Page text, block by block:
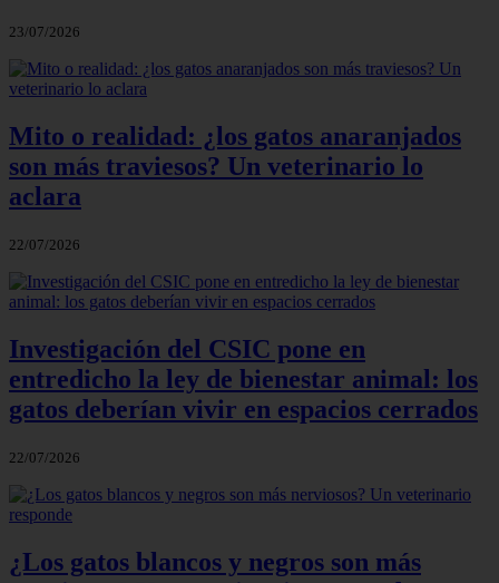
23/07/2026
Mito o realidad: ¿los gatos anaranjados
son más traviesos? Un veterinario lo
aclara
22/07/2026
Investigación del CSIC pone en
entredicho la ley de bienestar animal: los
gatos deberían vivir en espacios cerrados
22/07/2026
¿Los gatos blancos y negros son más